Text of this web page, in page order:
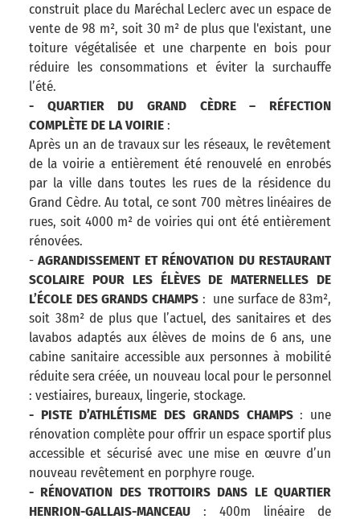
construit place du Maréchal Leclerc avec un espace de
vente de 98 m², soit 30 m² de plus que l'existant, une
toiture végétalisée et une charpente en bois pour
réduire les consommations et éviter la surchauffe
l’été.
- QUARTIER DU GRAND CÈDRE – RÉFECTION
COMPLÈTE DE LA VOIRIE:
Après un an de travaux sur les réseaux, le revêtement
de la voirie a entièrement été renouvelé en enrobés
par la ville dans toutes les rues de la résidence du
Grand Cèdre. Au total, ce sont 700 mètres linéaires de
rues, soit 4000 m² de voiries qui ont été entièrement
rénovées.
-AGRANDISSEMENT ET RÉNOVATION DU RESTAURANT
SCOLAIRE POUR LES ÉLÈVES DE MATERNELLES DE
L’ÉCOLE DES GRANDS CHAMPS : une surface de 83m²,
soit 38m² de plus que l’actuel, des sanitaires et des
lavabos adaptés aux élèves de moins de 6 ans, une
cabine sanitaire accessible aux personnes à mobilité
réduite sera créée, un nouveau local pour le personnel
: vestiaires, bureaux, lingerie, stockage.
- PISTE D’ATHLÉTISME DES GRANDS CHAMPS: une
rénovation complète pour offrir un espace sportif plus
accessible et sécurisé avec une mise en œuvre d’un
nouveau revêtement en porphyre rouge.
- RÉNOVATION DES TROTTOIRS DANS LE QUARTIER
HENRION-GALLAIS-MANCEAU : 400m linéaire de